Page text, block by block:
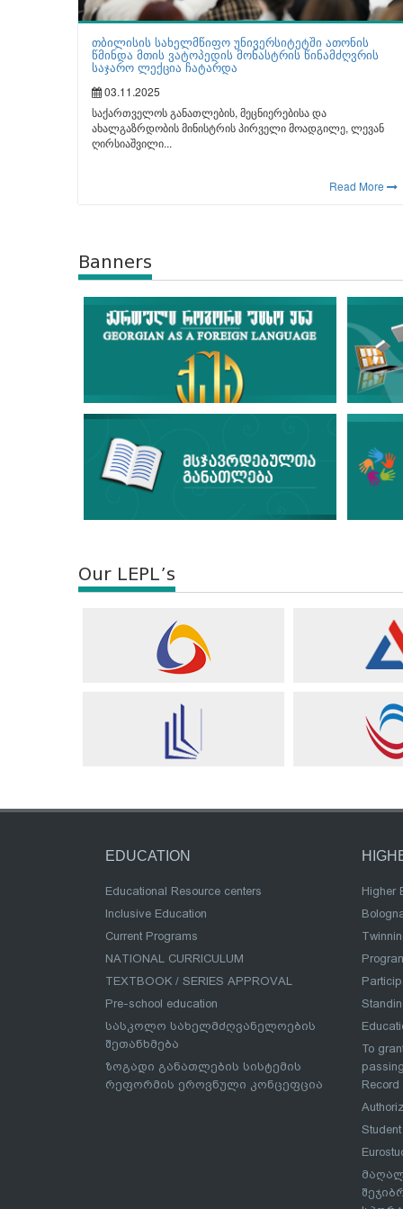
თბილისის სახელმწიფო უნივერსიტეტში ათონის
წმინდა მთის ვატოპედის მონასტრის წინამძღვრის
საჯარო ლექცია ჩატარდა
03.11.2025
საქართველოს განათლების, მეცნიერებისა და
ახალგაზრდობის მინისტრის პირველი მოადგილე, ლევან
ღირსიაშვილი...
Read More
Banners
Our LEPL’s
EDUCATION
Educational Resource centers
Inclusive Education
Current Programs
NATIONAL CURRICULUM
TEXTBOOK / SERIES APPROVAL
Pre-school education
სასკოლო სახელმძღვანელოების
შეთანხმება
ზოგადი განათლების სისტემის
რეფორმის ეროვნული კონცეფცია
Higher
To